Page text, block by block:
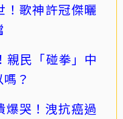
！歌神許冠傑曬
親民「碰拳」中
？
爆哭！洩抗癌過